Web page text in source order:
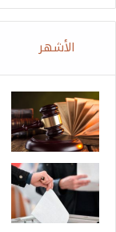
الأشهر